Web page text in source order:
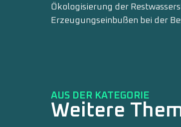
Ökologisierung der
Erzeugungseinbußen bei der
AUS DER KATEGORIE
Weitere